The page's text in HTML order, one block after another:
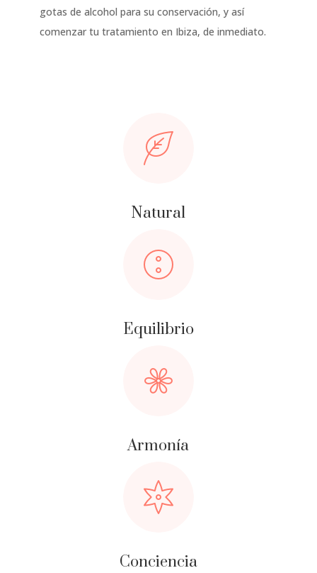
gotas de alcohol para su conservación, y así
comenzar tu tratamiento en Ibiza, de inmediato.
Natural
Equilibrio
Armonía
Conciencia